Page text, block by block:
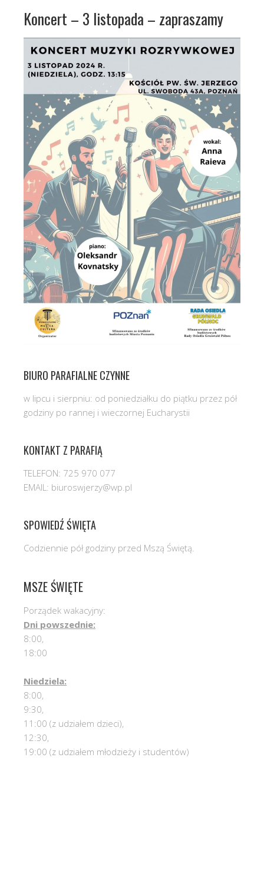
Koncert – 3 listopada – zapraszamy
BIURO PARAFIALNE CZYNNE
w lipcu i sierpniu: od poniedziałku do piątku przez pół
godziny po rannej i wieczornej Eucharystii
KONTAKT Z PARAFIĄ
TELEFON: 725 970 077
EMAIL: biuroswjerzy@wp.pl
SPOWIEDŹ ŚWIĘTA
Codziennie pół godziny przed Mszą Świętą.
MSZE ŚWIĘTE
Porządek wakacyjny:
Dni powszednie:
8:00,
18:00
Niedziela:
8:00,
9:30,
11:00 (z udziałem dzieci),
12:30,
19:00 (z udziałem młodzieży i studentów)